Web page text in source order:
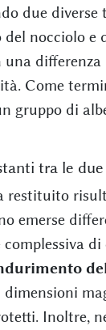
due
nocciolo e
una
Come
gruppo di
tra le
restituito
emerse
Inoltre,